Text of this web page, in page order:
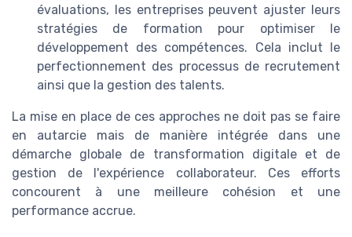
évaluations, les entreprises peuvent ajuster leurs
stratégies de formation pour optimiser le
développement des compétences. Cela inclut le
perfectionnement des processus de recrutement
ainsi que la gestion des talents.
La mise en place de ces approches ne doit pas se faire
en autarcie mais de manière intégrée dans une
démarche globale de transformation digitale et de
gestion de l'expérience collaborateur. Ces efforts
concourent à une meilleure cohésion et une
performance accrue.